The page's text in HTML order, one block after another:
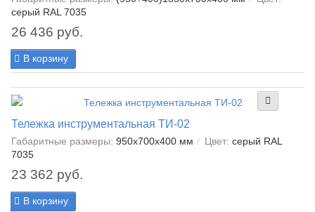
серый RAL 7035
26 436 руб.
В корзину
Тележка инструментальная ТИ-02
Габаритные размеры: 950х700х400 мм Цвет: серый RAL
7035
23 362 руб.
В корзину